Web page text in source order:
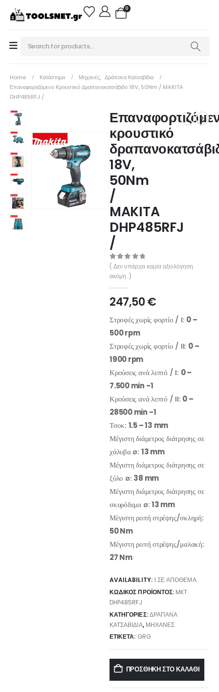
0
Home Κατάστημα Μηχανές, Δράπανα Κατσαβίδια
Επαναφορτιζόμενο Κρουστικό Δραπανοκατσάβιδο 18V, 50Nm / MAKITA
DHP485RFJ /
κρουστικό
18V,
50Nm
/
MAKITA
DHP485RFJ
/
0out of 5
( Δεν υπάρχει καμία αξιολόγηση
ακόμη. )
247,50€
Στροφές χωρίς φορτίο / I: 0 –
500 rpm
Στροφές χωρίς φορτίο / II: 0 –
1900 rpm
Κρούσεις ανά λεπτό / I: 0 –
7.500 min -1
Κρούσεις ανά λεπτό / II: 0 –
28500 min -1
Τσοκ: 1.5 – 13 mm
Μέγιστη διάμετρος διάτρησης σε
χάλυβα ø: 13 mm
Μέγιστη διάμετρος διάτρησης σε
ξύλο ø: 38 mm
Μέγιστη διάμετρος διάτρησης σε
σκυρόδεμα ø:13 mm
Μέγιστη ροπή στρέψης/σκληρή:
50 Nm
Μέγιστη ροπή στρέψης/μαλακή:
27 Nm
AVAILABILITY:1 ΣΕ ΑΠΌΘΕΜΑ
ΚΩΔΙΚΌΣ ΠΡΟΪΌΝΤΟΣ: MKT
DHP485RFJ
ΚΑΤΗΓΟΡΊΕΣ:ΔΡΆΠΑΝΑ
ΚΑΤΣΑΒΊΔΙΑ, ΜΗΧΑΝΈΣ
ΕΤΙΚΈΤΑ: GRG
ΠΡΟΣΘΉΚΗ ΣΤΟ ΚΑΛΆΘΙ